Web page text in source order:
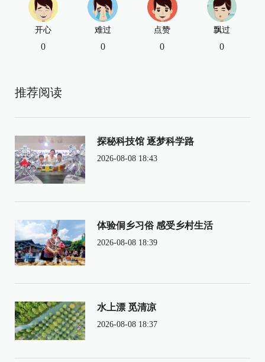
开心
0
难过
0
点赞
0
飘过
0
推荐阅读
探秘科技馆 逐梦科学路
2026-08-08 18:43
体验侗乡习俗 感受乡村生活
2026-08-08 18:39
水上漂 觅清凉
2026-08-08 18:37